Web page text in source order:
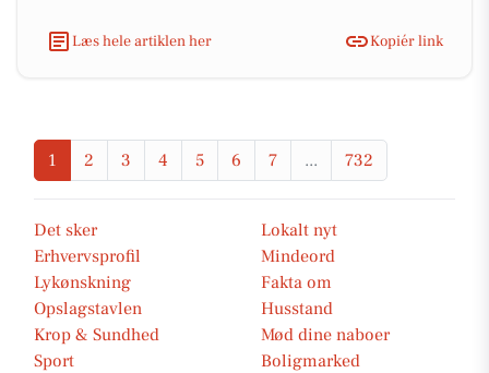
Læs hele artiklen her Kopiér link
1 2 3 4 5 6 7 ... 732
Det sker
Lokalt nyt
Erhvervsprofil
Mindeord
Lykønskning
Fakta om
Opslagstavlen
Husstand
Krop & Sundhed
Mød dine naboer
Sport
Boligmarked